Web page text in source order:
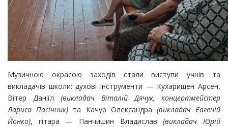
Музичною окрасою заходів стали виступи учнів та
викладачів школи: духові інструменти — Кухаришен Арсен,
Вітер Даніїл (викладач Віталій Дячук, концертмейстер
Лариса Пасічник) та Качур Олександра (викладач Євгеній
Йонко), гітара — Панчишин Владислав(викладач Юрій